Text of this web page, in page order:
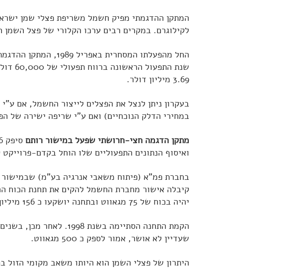
לקילוגרם. במקרים רבים ערכו הקלורי של פצל השמן הישראלי אף אינו עולה
החל מהפעלתו
3.69 מיליון דולר.
בעקרון ניתן לנצל את הפצלים לייצור החשמל, אם
במחירי הדלק הנוכחיים) ואם ע"י שריפה ישירה
מתקן הדגמה חצי-חרושתי שפעל במישור רותם
ואיסוף הנתונים התפעוליים שלו הוחל בקדם-
קיבלה אישור מחברת החשמל להקים את תחנת הכוח
יהיה בכוח של 75 מגאווט ובתחנה יושקעו כ 156 מיליון דולר.
שעדיין לא אושר, אמור לספק כ 500 מגאווט.
היתרון של פצלי השמן הוא היותו משאב מקומי הזול בכ 50 אחוז מהפחם